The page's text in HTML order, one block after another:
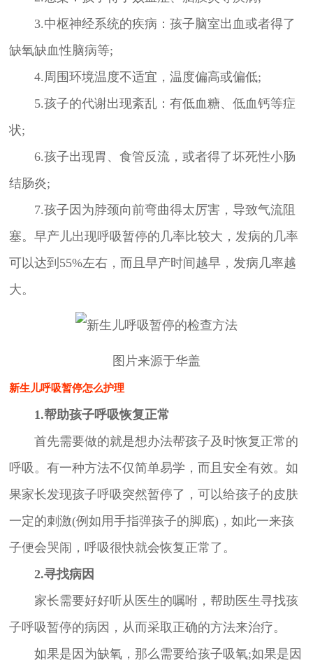
3.中枢神经系统的疾病：孩子脑室出血或者得了
缺氧缺血性脑病等;
4.周围环境温度不适宜，温度偏高或偏低;
5.孩子的代谢出现紊乱：有低血糖、低血钙等症
状;
6.孩子出现胃、食管反流，或者得了坏死性小肠
结肠炎;
7.孩子因为脖颈向前弯曲得太厉害，导致气流阻
塞。早产儿出现呼吸暂停的几率比较大，发病的几率
可以达到55%左右，而且早产时间越早，发病几率越
大。
图片来源于华盖
新生儿呼吸暂停怎么护理
1.帮助孩子呼吸恢复正常
首先需要做的就是想办法帮孩子及时恢复正常的
呼吸。有一种方法不仅简单易学，而且安全有效。如
果家长发现孩子呼吸突然暂停了，可以给孩子的皮肤
一定的刺激(例如用手指弹孩子的脚底)，如此一来孩
子便会哭闹，呼吸很快就会恢复正常了。
2.寻找病因
家长需要好好听从医生的嘱咐，帮助医生寻找孩
子呼吸暂停的病因，从而采取正确的方法来治疗。
如果是因为缺氧，那么需要给孩子吸氧;如果是因